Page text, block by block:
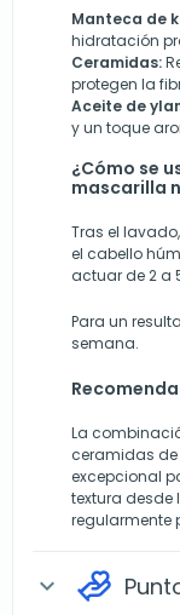
Manteca de
hidratación
Ceramidas:
protegen la
Aceite de
y un toque
¿Cómo se
mascarilla
Tras el
el cabello
actuar de 2 a
Para un
semana.
La
ceramidas
excepcional
textura desde
regularmente
expand_more